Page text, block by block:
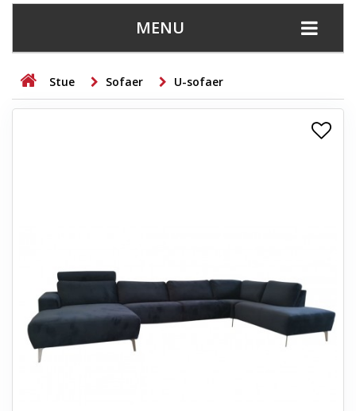
MENU
+
STUE
+
+
ENTREMØBLER
+
HAVEMØBLER
Stue Sofaer U-sofaer